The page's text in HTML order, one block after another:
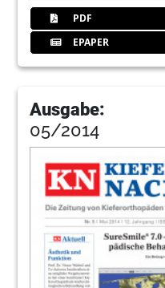
PDF
EPAPER
Ausgabe:
05/2014